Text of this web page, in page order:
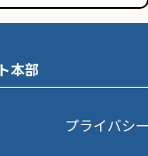
本部
プライバシ